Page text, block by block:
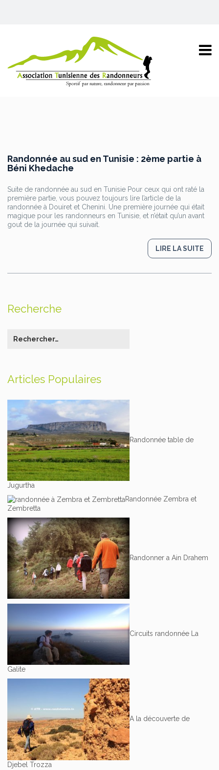
Randonnée au sud en Tunisie : 2ème partie à
Béni Khedache
Suite de randonnée au sud en Tunisie Pour ceux qui ont raté la
première partie, vous pouvez toujours lire l’article de la
randonnée à Douiret et Chenini. Une première journée qui était
magique pour les randonneurs en Tunisie, et n’était qu’un avant
gout de la journée qui suivait.
LIRE LA SUITE
Recherche
Articles Populaires
Randonnée table de
Jugurtha
Randonnée Zembra et
Zembretta
Randonner a Ain Drahem
Circuits randonnée La
Galite
A la découverte de
Djebel Trozza